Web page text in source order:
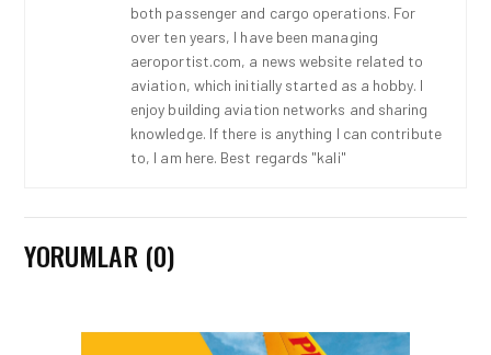
both passenger and cargo operations. For
over ten years, I have been managing
aeroportist.com, a news website related to
aviation, which initially started as a hobby. I
enjoy building aviation networks and sharing
knowledge. If there is anything I can contribute
to, I am here. Best regards "kali"
YORUMLAR (0)